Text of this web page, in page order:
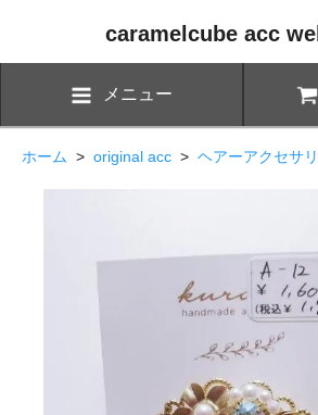
caramelcube acc
メニュー
ホーム > original acc > ヘアーアクセサ